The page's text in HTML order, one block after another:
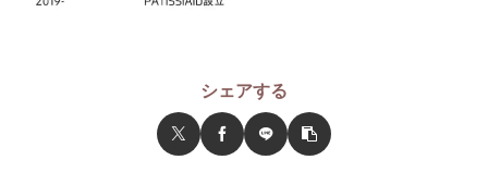
シェアする